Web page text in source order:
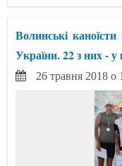
Волинські
України. 22 з них - у
26 травня 2018 о